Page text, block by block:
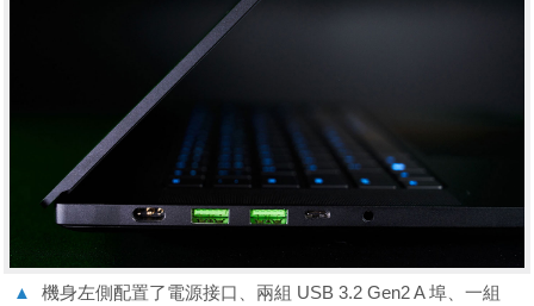
▲
機身左側配置了電源接口、兩組 USB 3.2 Gen2 A 埠、一組